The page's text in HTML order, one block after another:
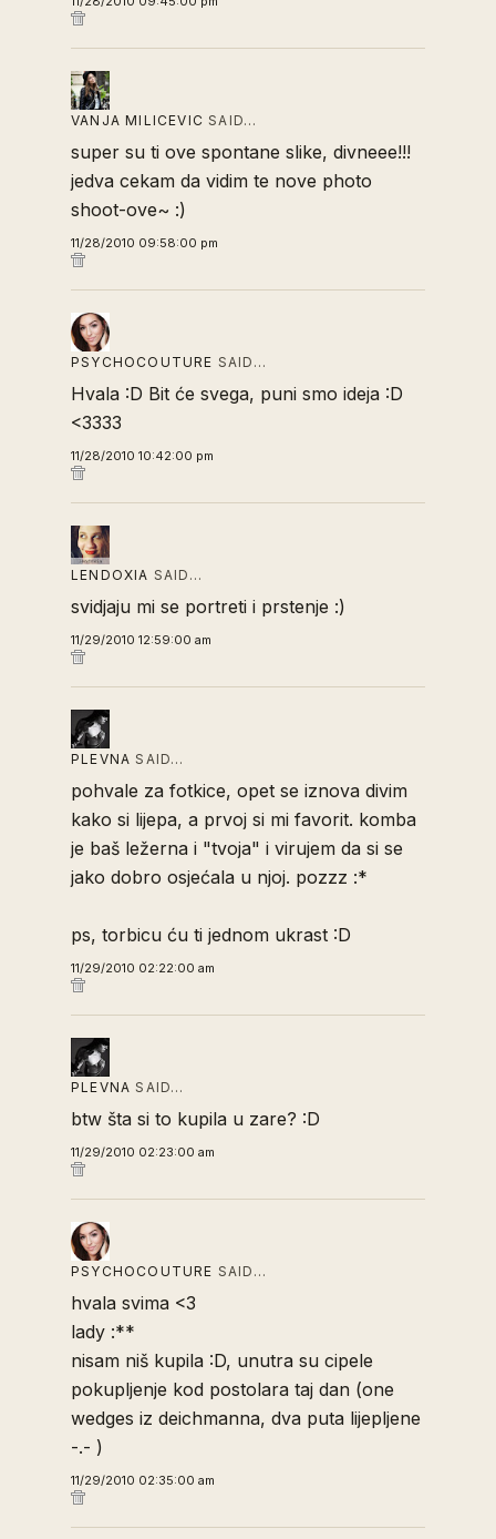
VANJA MILICEVIC SAID…
super su ti ove spontane slike, divneee!!!
jedva cekam da vidim te nove photo
shoot-ove~ :)
11/28/2010 09:58:00 pm
PSYCHOCOUTURE SAID…
Hvala :D Bit će svega, puni smo ideja :D
<3333
11/28/2010 10:42:00 pm
LENDOXIA SAID…
svidjaju mi se portreti i prstenje :)
11/29/2010 12:59:00 am
PLEVNA SAID…
pohvale za fotkice, opet se iznova divim
kako si lijepa, a prvoj si mi favorit. komba
je baš ležerna i "tvoja" i virujem da si se
jako dobro osjećala u njoj. pozzz :*
ps, torbicu ću ti jednom ukrast :D
11/29/2010 02:22:00 am
PLEVNA SAID…
btw šta si to kupila u zare? :D
11/29/2010 02:23:00 am
PSYCHOCOUTURE SAID…
hvala svima <3
lady :**
nisam niš kupila :D, unutra su cipele
pokupljenje kod postolara taj dan (one
wedges iz deichmanna, dva puta lijepljene
-.- )
11/29/2010 02:35:00 am